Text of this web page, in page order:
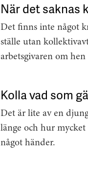
När det saknas
Det finns inte något
ställe utan
arbetsgivaren om
Kolla vad som
Det är lite av en
länge och hur
något händer.